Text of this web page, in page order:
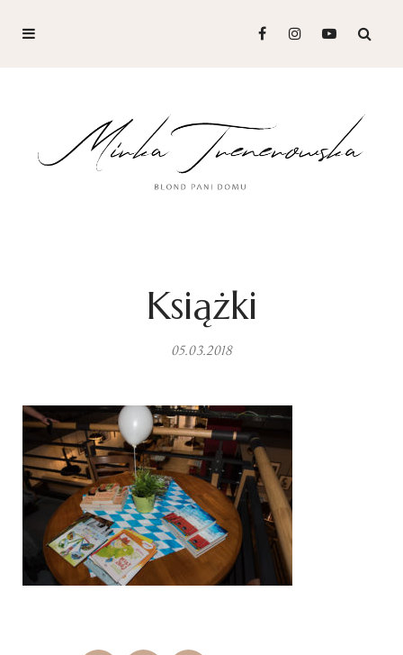
Książki
05.03.2018